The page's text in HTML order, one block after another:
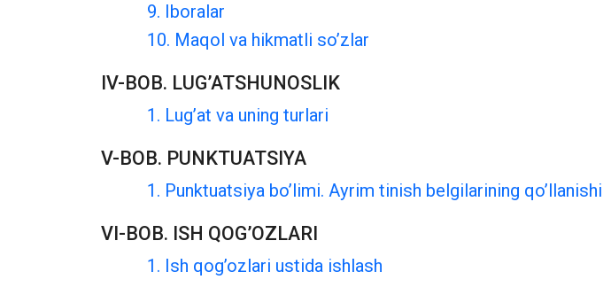
9. Iboralar
10. Maqol va hikmatli so’zlar
IV-BOB. LUG’ATSHUNOSLIK
1. Lug’at va uning turlari
V-BOB. PUNKTUATSIYA
1. Punktuatsiya bo’limi. Ayrim tinish belgilarining qo’llanishi
VI-BOB. ISH QOG’OZLARI
1. Ish qog’ozlari ustida ishlash